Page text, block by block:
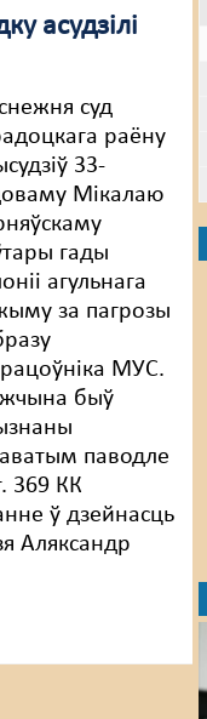
асудзілі
суд
раёну
33-
Мікалаю
гады
агульнага
за пагрозы
МУС.
быў
паводле
369 КК
ў дзейнасць
Аляксандр